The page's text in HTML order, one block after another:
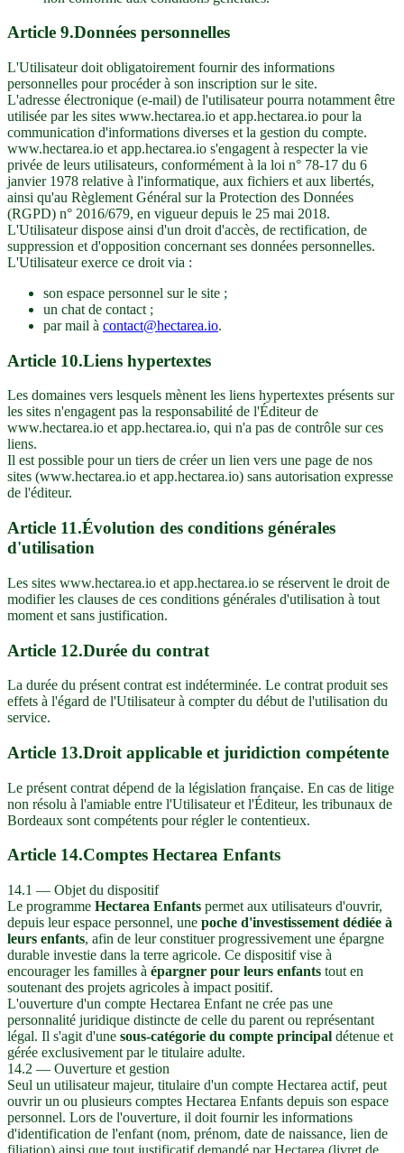
Article 9.Données personnelles
L'Utilisateur doit obligatoirement fournir des informations
personnelles pour procéder à son inscription sur le site.
L'adresse électronique (e-mail) de l'utilisateur pourra notamment être
utilisée par les sites www.hectarea.io et app.hectarea.io pour la
communication d'informations diverses et la gestion du compte.
www.hectarea.io et app.hectarea.io s'engagent à respecter la vie
privée de leurs utilisateurs, conformément à la loi n° 78-17 du 6
janvier 1978 relative à l'informatique, aux fichiers et aux libertés,
ainsi qu'au Règlement Général sur la Protection des Données
(RGPD) n° 2016/679, en vigueur depuis le 25 mai 2018.
L'Utilisateur dispose ainsi d'un droit d'accès, de rectification, de
suppression et d'opposition concernant ses données personnelles.
L'Utilisateur exerce ce droit via :
son espace personnel sur le site ;
un chat de contact ;
par mail à contact@hectarea.io.
Article 10.Liens hypertextes
Les domaines vers lesquels mènent les liens hypertextes présents sur
les sites n'engagent pas la responsabilité de l'Éditeur de
www.hectarea.io et app.hectarea.io, qui n'a pas de contrôle sur ces
liens.
Il est possible pour un tiers de créer un lien vers une page de nos
sites (www.hectarea.io et app.hectarea.io) sans autorisation expresse
de l'éditeur.
Article 11.Évolution des conditions générales
d'utilisation
Les sites www.hectarea.io et app.hectarea.io se réservent le droit de
modifier les clauses de ces conditions générales d'utilisation à tout
moment et sans justification.
Article 12.Durée du contrat
La durée du présent contrat est indéterminée. Le contrat produit ses
effets à l'égard de l'Utilisateur à compter du début de l'utilisation du
service.
Article 13.Droit applicable et juridiction compétente
Le présent contrat dépend de la législation française. En cas de litige
non résolu à l'amiable entre l'Utilisateur et l'Éditeur, les tribunaux de
Bordeaux sont compétents pour régler le contentieux.
Article 14.Comptes Hectarea Enfants
14.1 — Objet du dispositif
Le programme Hectarea Enfants permet aux utilisateurs d'ouvrir,
depuis leur espace personnel, une poche d'investissement dédiée à
leurs enfants, afin de leur constituer progressivement une épargne
durable investie dans la terre agricole. Ce dispositif vise à
encourager les familles à épargner pour leurs enfants tout en
soutenant des projets agricoles à impact positif.
L'ouverture d'un compte Hectarea Enfant ne crée pas une
personnalité juridique distincte de celle du parent ou représentant
légal. Il s'agit d'une sous-catégorie du compte principal détenue et
gérée exclusivement par le titulaire adulte.
14.2 — Ouverture et gestion
Seul un utilisateur majeur, titulaire d'un compte Hectarea actif, peut
ouvrir un ou plusieurs comptes Hectarea Enfants depuis son espace
personnel. Lors de l'ouverture, il doit fournir les informations
d'identification de l'enfant (nom, prénom, date de naissance, lien de